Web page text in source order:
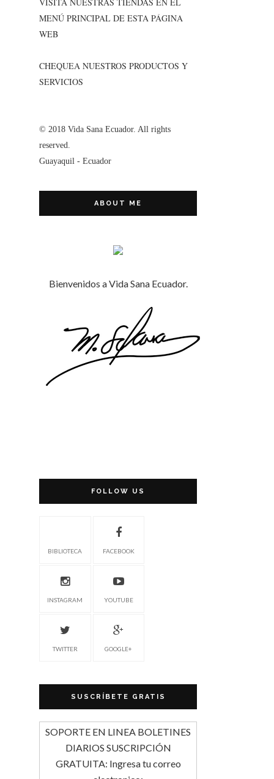
MENÚ PRINCIPAL DE ESTA PÁGINA
WEB
CHEQUEA NUESTROS PRODUCTOS Y
SERVICIOS
© 2018 Vida Sana Ecuador. All rights
reserved.
Guayaquil - Ecuador
ABOUT ME
Bienvenidos a Vida Sana Ecuador.
FOLLOW US
BIBLIOTECA FACEBOOK
INSTAGRAM YOUTUBE
TWITTER GOOGLE+
SUSCRÍBETE GRATIS
SOPORTE EN LINEA BOLETINES
DIARIOS SUSCRIPCIÓN
GRATUITA: Ingresa tu correo